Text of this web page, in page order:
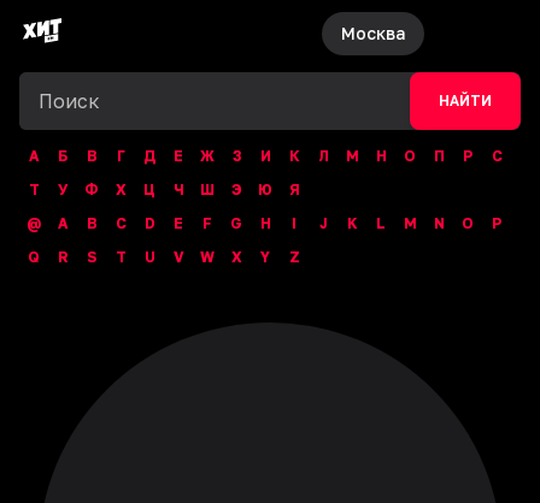
Москва
НАЙТИ
А Б В Г Д Е Ж З И К Л М Н О П Р
С
Т
У Ф Х Ц Ч Ш Э Ю
Я
@
A B C D E F G H I J K L M N O
P
Q
R S T U V W X Y Z